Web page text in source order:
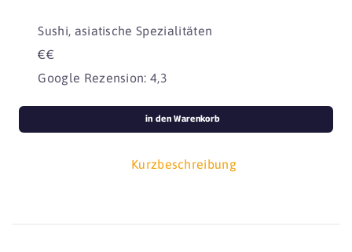
Sushi, asiatische Spezialitäten
€€
Google Rezension: 4,3
Kurzbeschreibung
in den Warenkorb